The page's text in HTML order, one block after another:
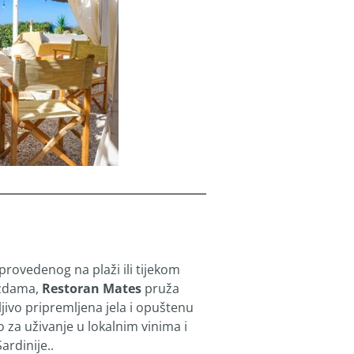
na plaži ili tijekom
Restoran Mates pruža
pripremljena jela i opuštenu
uživanje u lokalnim vinima i